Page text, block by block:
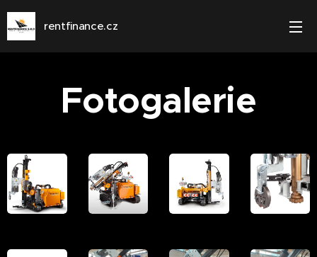
rentfinance.cz
Fotogalerie